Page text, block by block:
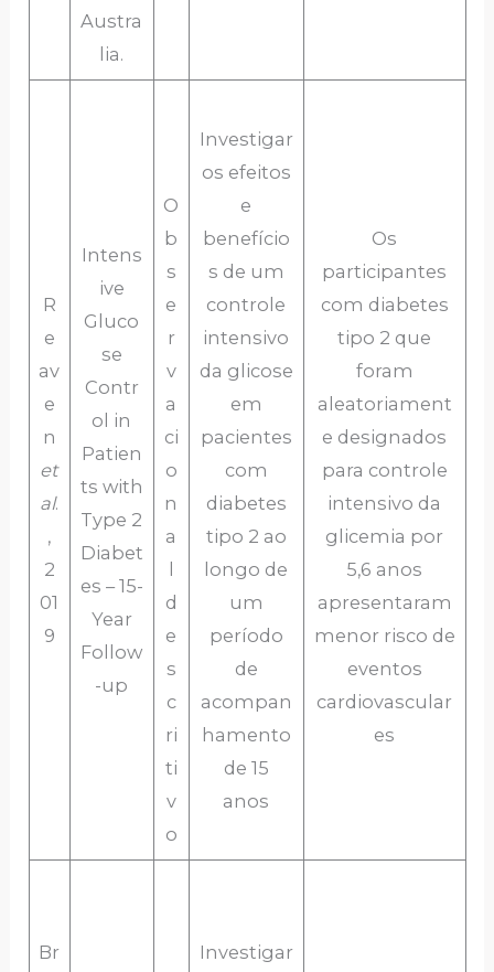
Austra
lia.
R
e
av
e
n
et
al.
,
2
01
9
Intens
ive
Gluco
se
Contr
ol in
Patien
ts with
Type 2
Diabet
es – 15-
Year
Follow
-up
O
b
s
e
r
v
a
ci
o
n
a
l
d
e
s
c
ri
ti
v
o
Investigar
os efeitos
e
benefício
s de um
controle
intensivo
da glicose
em
pacientes
com
diabetes
tipo 2 ao
longo de
um
período
de
acompan
hamento
de 15
anos
Os
participantes
com diabetes
tipo 2 que
foram
aleatoriament
e designados
para controle
intensivo da
glicemia por
5,6 anos
apresentaram
menor risco de
eventos
cardiovascular
es
Br
Investigar